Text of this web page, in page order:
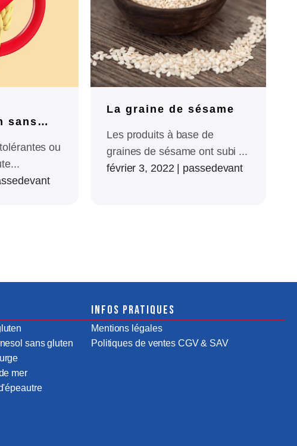
sans
ou
La graine de sésame
Les produits à base de
graines de sésame ont subi ...
février 3, 2022| passedevant
sans gluten
mer
Infos pratiques
Mentions légales
Politiques de ventes CGV & SAV